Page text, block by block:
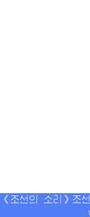
《조선의 소리》조